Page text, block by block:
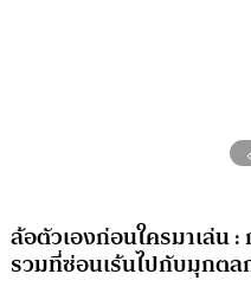
ล้อตัวเองก่อนใครมาเล่น :
รวมที่ซ่อนเร้นไปกับมุกตล